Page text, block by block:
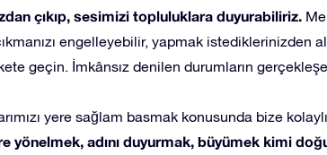
çıkıp, sesimizi topluluklara duyurabiliriz.
engelleyebilir, yapmak istediklerinizden
geçin. İmkânsız denilen durumların
yere sağlam basmak konusunda bize
yönelmek, adını duyurmak, büyümek kimi